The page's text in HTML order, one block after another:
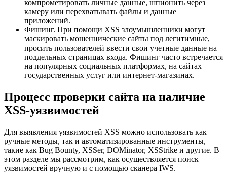
компрометировать личные данные, шпионить через
камеру или перехватывать файлы и данные
приложений.
Фишинг. При помощи XSS злоумышленники могут
маскировать мошеннические сайты под легитимные,
просить пользователей ввести свои учетные данные на
поддельных страницах входа. Фишинг часто встречается
на популярных социальных платформах, на сайтах
государственных услуг или интернет-магазинах.
Процесс проверки сайта на наличие
XSS-уязвимостей
Для выявления уязвимостей XSS можно использовать как
ручные методы, так и автоматизированные инструменты,
такие как Bug Bounty, XSSer, DOMinator, XSStrike и другие. В
этом разделе мы рассмотрим, как осуществляется поиск
уязвимостей вручную и с помощью сканера IWS.